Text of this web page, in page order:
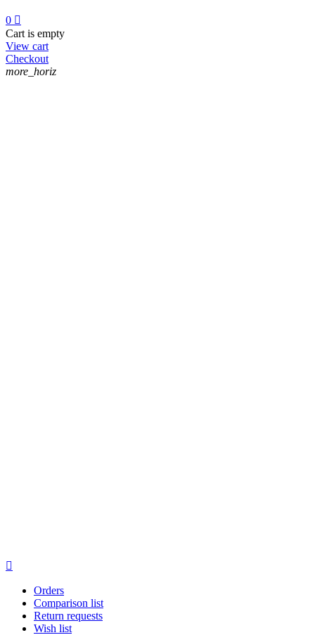
0 
Cart is empty
View cart
Checkout
more_horiz

Orders
Comparison list
Return requests
Wish list